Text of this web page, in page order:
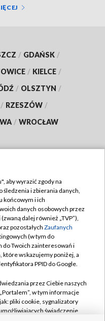
/ GDAŃSK /
/ KIELCE /
/ OLSZTYN /
/ RZESZÓW /
/ WROCŁAW
TVP
aby wyrazić zgody na
i zbierania danych,
końcowym i ich
danych osobowych przez
dalej również „TVP”),
pozostałych Zaufanych
(w tym do
do Twoich zainteresowań i
które wskazujemy poniżej, a
PPID do Google.
przez Ciebie naszych
w tym informacje
pliki cookie, sygnalizatory
świadczenie